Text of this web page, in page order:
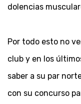
dolencias
Por todo esto no
club y en los
saber a su par
con su concurso